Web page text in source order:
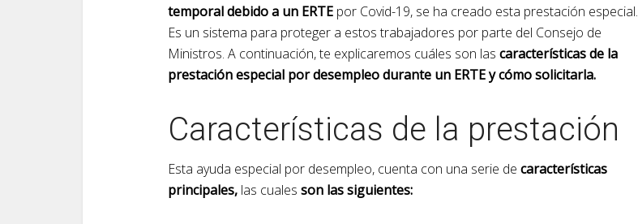
temporal debido a un ERTE por Covid-19, se ha creado esta prestación especial.
Es un sistema para proteger a estos trabajadores por parte del Consejo de
Ministros. A continuación, te explicaremos cuáles son las características de la
prestación especial por desempleo durante un ERTE y cómo solicitarla.
Características de la prestación
Esta ayuda especial por desempleo, cuenta con una serie de características
principales, las cuales son las siguientes: